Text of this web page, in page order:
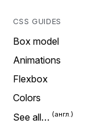
CSS GUIDES
Box model
Animations
Flexbox
Colors
See all…